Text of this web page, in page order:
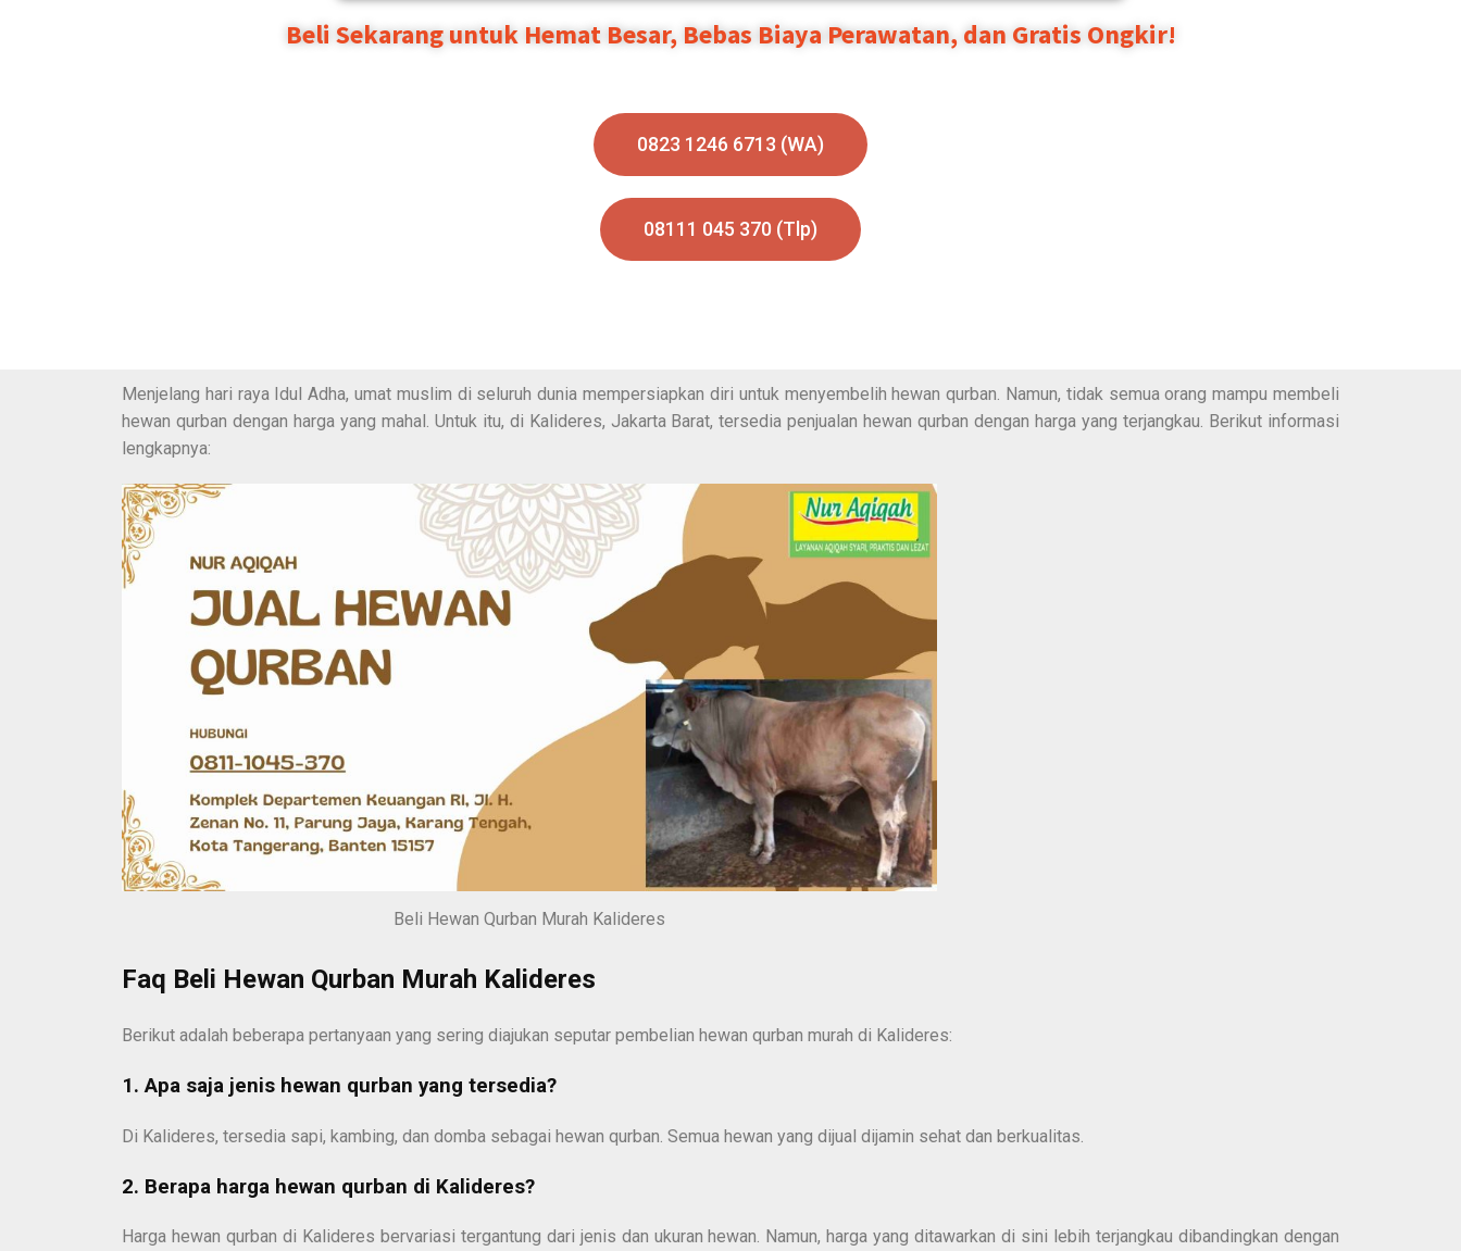
Beli Sekarang untuk Hemat Besar, Bebas Biaya Perawatan, dan Gratis Ongkir!
0823 1246 6713 (WA)
08111 045 370 (Tlp)
Menjelang hari raya Idul Adha, umat muslim di seluruh dunia mempersiapkan diri untuk menyembelih hewan qurban. Namun, tidak semua orang mampu membeli
hewan qurban dengan harga yang mahal. Untuk itu, di Kalideres, Jakarta Barat, tersedia penjualan hewan qurban dengan harga yang terjangkau. Berikut informasi
lengkapnya:
Beli Hewan Qurban Murah Kalideres
Faq Beli Hewan Qurban Murah Kalideres
Berikut adalah beberapa pertanyaan yang sering diajukan seputar pembelian hewan qurban murah di Kalideres:
1. Apa saja jenis hewan qurban yang tersedia?
Di Kalideres, tersedia sapi, kambing, dan domba sebagai hewan qurban. Semua hewan yang dijual dijamin sehat dan berkualitas.
2. Berapa harga hewan qurban di Kalideres?
Harga hewan qurban di Kalideres bervariasi tergantung dari jenis dan ukuran hewan. Namun, harga yang ditawarkan di sini lebih terjangkau dibandingkan dengan